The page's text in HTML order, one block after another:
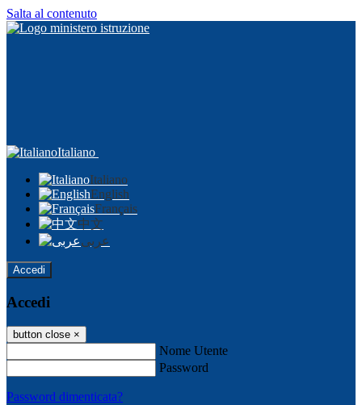
Salta al contenuto
Italiano
Italiano
English
Français
中文
عربى
Accedi
Accedi
button close ×
Nome Utente
Password
Password dimenticata?